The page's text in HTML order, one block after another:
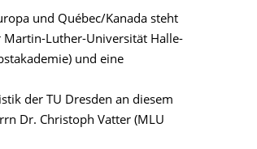
und Québec/Kanada steht
Luther-Universität Halle-
und eine
der TU Dresden an diesem
Dr. Christoph Vatter (MLU